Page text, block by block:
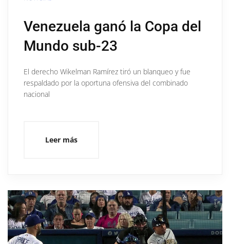
Venezuela ganó la Copa del
Mundo sub-23
El derecho Wikelman Ramírez tiró un blanqueo y fue
respaldado por la oportuna ofensiva del combinado
nacional
Leer más